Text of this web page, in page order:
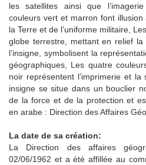
les satellites ainsi que
couleurs vert et marron font
la Terre et de l’uniforme militaire,
globe terrestre, mettant en relief
l’insigne, symbolisent la
géographiques, Les quatre
noir représentent l’imprimerie et
insigne se situe dans un bouclier
de la force et de la protection et
en arabe : Direction des Affaires
La date de sa création:
La Direction des affaires
02/06/1962 et a été affillée au